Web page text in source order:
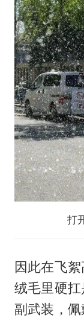
打
因此在飞
绒毛里硬
副武装，